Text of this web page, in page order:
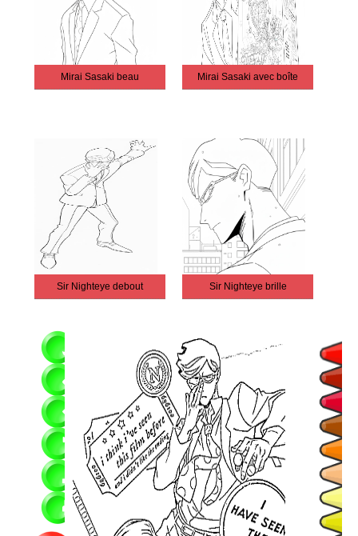
Mirai Sasaki beau Mirai Sasaki avec boîte
Sir Nighteye debout Sir Nighteye brille